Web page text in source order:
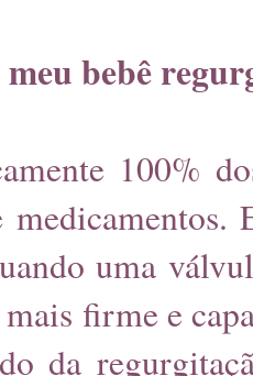
bebê
100%
uma
firme e
da